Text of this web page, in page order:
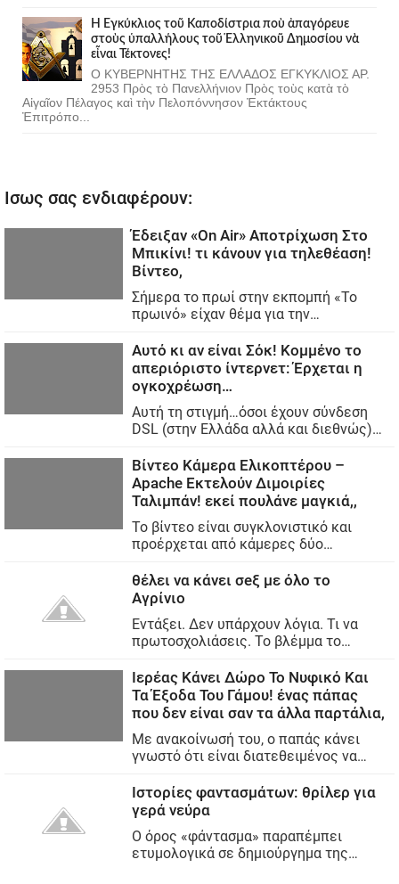
Ἡ Ἐγκύκλιος τοῦ Καποδίστρια ποὺ ἀπαγόρευε
στοὺς ὑπαλλήλους τοῦ Ἑλληνικοῦ Δημοσίου νὰ
εἶναι Τέκτονες!
Ο ΚΥΒΕΡΝΗΤΗΣ ΤΗΣ ΕΛΛΑΔΟΣ ΕΓΚΥΚΛΙΟΣ ΑΡ.
2953 Πρὸς τὸ Πανελλήνιον Πρὸς τοὺς κατὰ τὸ
Αἰγαῖον Πέλαγος καὶ τὴν Πελοπόννησον Ἐκτάκτους
Ἐπιτρόπο...